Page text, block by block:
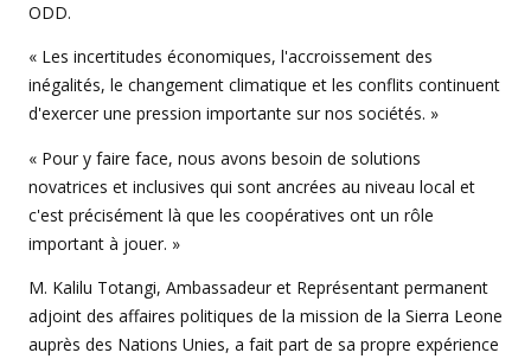
ODD.
« Les incertitudes économiques, l'accroissement des
inégalités, le changement climatique et les conflits continuent
d'exercer une pression importante sur nos sociétés. »
« Pour y faire face, nous avons besoin de solutions
novatrices et inclusives qui sont ancrées au niveau local et
c'est précisément là que les coopératives ont un rôle
important à jouer. »
M. Kalilu Totangi, Ambassadeur et Représentant permanent
adjoint des affaires politiques de la mission de la Sierra Leone
auprès des Nations Unies, a fait part de sa propre expérience